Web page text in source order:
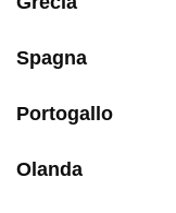
Spagna
Portogallo
Olanda